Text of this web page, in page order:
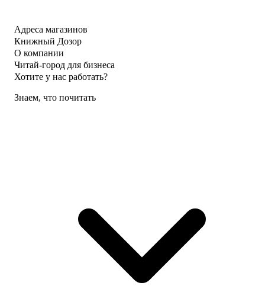
Адреса магазинов
Книжный Дозор
О компании
Читай-город для бизнеса
Хотите у нас работать?
Знаем, что почитать